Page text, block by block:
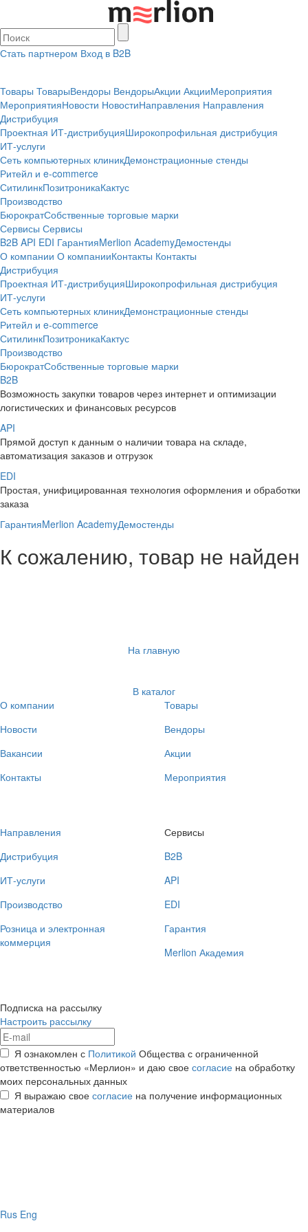
Стать партнером Вход в B2B
Товары ТоварыВендоры ВендорыАкции АкцииМероприятия
МероприятияНовости НовостиНаправления Направления
Дистрибуция
Проектная ИТ-дистрибуцияШирокопрофильная дистрибуция
ИТ-услуги
Сеть компьютерных клиникДемонстрационные стенды
Ритейл и e-commerce
СитилинкПозитроникаКактус
Производство
БюрократСобственные торговые марки
Сервисы Сервисы
B2B API EDI ГарантияMerlion AcademyДемостенды
О компании О компанииКонтакты Контакты
Дистрибуция
Проектная ИТ-дистрибуцияШирокопрофильная дистрибуция
ИТ-услуги
Сеть компьютерных клиникДемонстрационные стенды
Ритейл и e-commerce
СитилинкПозитроникаКактус
Производство
БюрократСобственные торговые марки
B2B
Возможность закупки товаров через интернет и оптимизации
логистических и финансовых ресурсов
API
Прямой доступ к данным о наличии товара на складе,
автоматизация заказов и отгрузок
EDI
Простая, унифицированная технология оформления и обработки
заказа
ГарантияMerlion AcademyДемостенды
К сожалению, товар не найден
На главную
В каталог
О компании
Новости
Вакансии
Контакты
Товары
Вендоры
Акции
Мероприятия
Направления
Дистрибуция
ИТ-услуги
Производство
Розница и электронная
коммерция
Сервисы
B2B
API
EDI
Гарантия
Merlion Академия
Подписка на рассылку
Настроить рассылку
Я ознакомлен с Политикой Общества с ограниченной
ответственностью «Мерлион» и даю свое согласие на обработку
моих персональных данных
Я выражаю свое согласие на получение информационных
материалов
Rus Eng